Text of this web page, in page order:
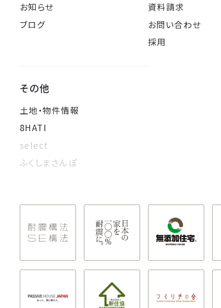
お知らせ
ブログ
資料請求
お問い合わせ
採用
その他
土地・物件情報
8HATI
select
ふくしまさんぽ